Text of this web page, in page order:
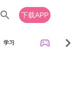
search 下载APP
学习 sports_esports chevron_right